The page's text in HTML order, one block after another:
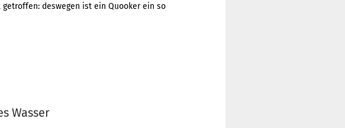
deswegen ist ein Quooker ein so
Wasser